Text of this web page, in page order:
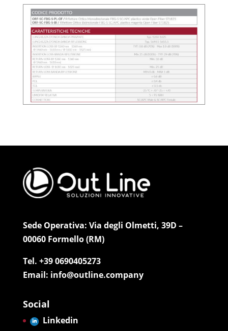
Sede Operativa: Via degli Olmetti, 39D –
00060 Formello (RM)
Tel. +39 0690405273
Email: info@outline.company
Social
Linkedin